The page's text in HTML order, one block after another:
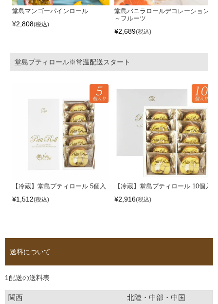
堂島マンゴーパインロール
¥2,808 税込
堂島バニラロールデコレーション
～フルーツ
¥2,689 税込
堂島プティロール※常温配送スタート
【冷蔵】堂島プティロール 5個入
¥1,512 税込
【冷蔵】堂島プティロール 10個入
¥2,916 税込
送料について
1配送の送料表
関西 北陸・中部・中国